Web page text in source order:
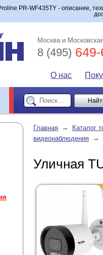
PR-WF435TY - описание,
Москва и
8 (495)
О нас
Главная →
Каталог
видеонаблюдения →
Уличная